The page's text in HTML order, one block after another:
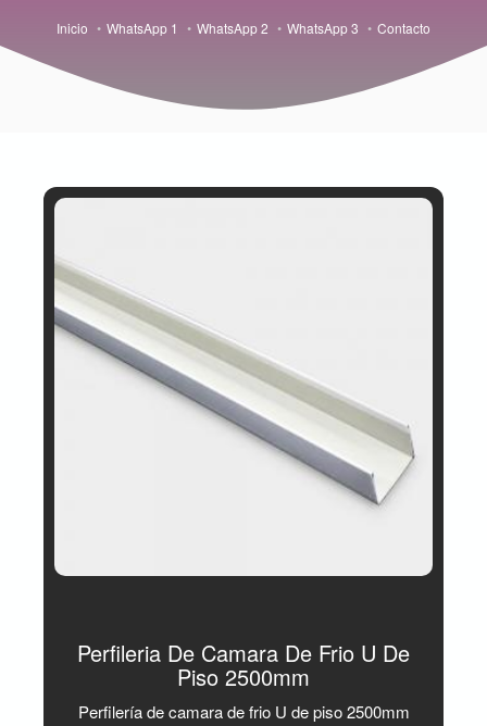
Inicio WhatsApp 1 WhatsApp 2 WhatsApp 3 Contacto
Perfileria De Camara De Frio U De
Piso 2500mm
Perfilería de camara de frio U de piso 2500mm